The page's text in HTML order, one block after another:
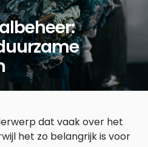
dat vaak over het
het zo belangrijk is voor